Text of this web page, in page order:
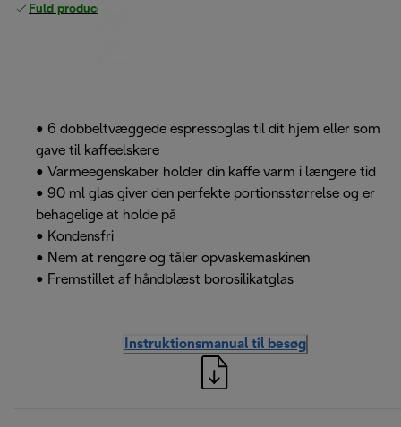
Fuld producentgaranti
• 6 dobbeltvæggede espressoglas til dit hjem eller som
gave til kaffeelskere
• Varmeegenskaber holder din kaffe varm i længere tid
• 90 ml glas giver den perfekte portionsstørrelse og er
behagelige at holde på
• Kondensfri
• Nem at rengøre og tåler opvaskemaskinen
• Fremstillet af håndblæst borosilikatglas
Instruktionsmanual til besøg